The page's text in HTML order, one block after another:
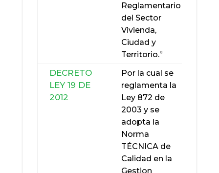
Reglamentario
del Sector
Vivienda,
Ciudad y
Territorio.”
DECRETO
LEY 19 DE
2012
Por la cual se
reglamenta la
Ley 872 de
2003 y se
adopta la
Norma
TÉCNICA de
Calidad en la
Gestion